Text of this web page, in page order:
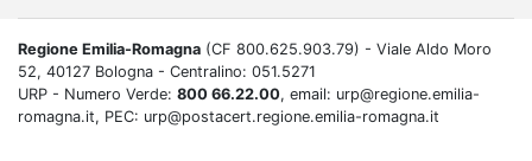
Regione Emilia-Romagna (CF 800.625.903.79) - Viale Aldo Moro
52, 40127 Bologna - Centralino: 051.5271
URP - Numero Verde: 800 66.22.00, email: urp@regione.emilia-
romagna.it, PEC: urp@postacert.regione.emilia-romagna.it